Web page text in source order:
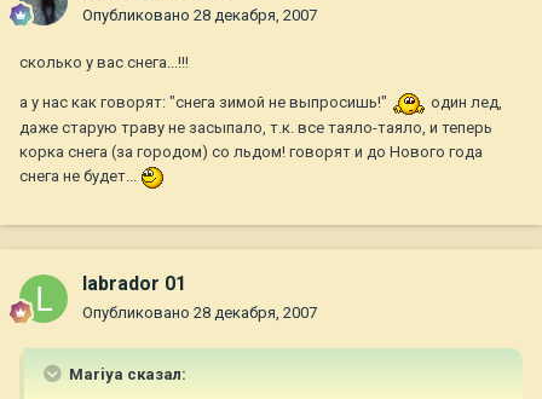
Опубликовано 28 декабря, 2007
сколько у вас снега...!!!
а у нас как говорят: "снега зимой не выпросишь!"
один лед,
даже старую траву не засыпало, т.к. все таяло-таяло, и теперь
корка снега (за городом) со льдом! говорят и до Нового года
снега не будет...
labrador 01
Опубликовано 28 декабря, 2007
Mariya сказал: